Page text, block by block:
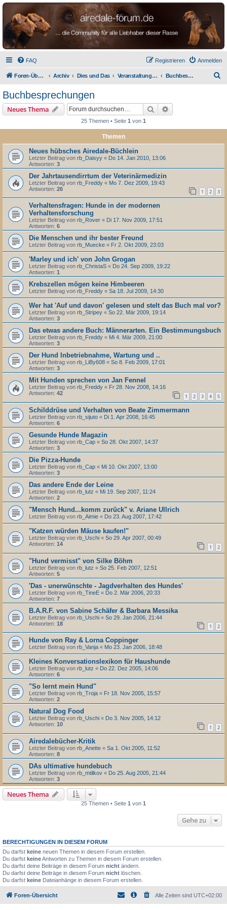
airedale-forum.de
FAQ Anmelden
Registrieren
Foren-Übersicht Archiv Dies und Das Veranstaltungen und Medien Buchbesprechungen
Buchbesprechungen
Neues Thema Suche
25 Themen • Seite 1 von 1
Themen
Neues hübsches Airedale-Büchlein
Letzter Beitrag von rb_Daisyy « Do 14. Jan 2010, 13:06
Antworten: 3
Der Jahrtausendirrtum der Veterinärmedizin
Letzter Beitrag von rb_Freddy « Mo 7. Dez 2009, 19:43
Antworten: 26 1 2 3
Verhaltensfragen: Hunde in der modernen
Verhaltensforschung
Letzter Beitrag von rb_Rover « Di 17. Nov 2009, 17:51
Antworten: 6
Die Menschen und ihr bester Freund
Letzter Beitrag von rb_Muecke « Fr 2. Okt 2009, 23:03
'Marley und ich' von John Grogan
Letzter Beitrag von rb_ChristaS « Do 24. Sep 2009, 19:22
Antworten: 1
Krebszellen mögen keine Himbeeren
Letzter Beitrag von rb_Freddy « Sa 18. Jul 2009, 14:30
Wer hat 'Auf und davon' gelesen und stelt das Buch mal vor?
Letzter Beitrag von rb_Stripey « So 22. Mär 2009, 19:14
Antworten: 3
Das etwas andere Buch: Männerarten. Ein Bestimmungsbuch
Letzter Beitrag von rb_Freddy « Mi 4. Mär 2009, 21:00
Antworten: 3
Der Hund Inbetriebnahme, Wartung und ..
Letzter Beitrag von rb_LiBy608 « So 8. Feb 2009, 17:01
Antworten: 3
Mit Hunden sprechen von Jan Fennel
Letzter Beitrag von rb_Freddy « Fr 28. Nov 2008, 14:16
Antworten: 42 1 2 3 4 5
Schilddrüse und Verhalten von Beate Zimmermann
Letzter Beitrag von rb_sijuto « Di 1. Apr 2008, 16:45
Antworten: 6
Gesunde Hunde Magazin
Letzter Beitrag von rb_Cap « So 28. Okt 2007, 14:37
Antworten: 3
Die Pizza-Hunde
Letzter Beitrag von rb_Cap « Mi 10. Okt 2007, 13:00
Antworten: 3
Das andere Ende der Leine
Letzter Beitrag von rb_lutz « Mi 19. Sep 2007, 11:24
Antworten: 2
"Mensch Hund...komm zurück" v. Ariane Ullrich
Letzter Beitrag von rb_Aimie « Do 23. Aug 2007, 17:42
"Katzen würden Mäuse kaufen!"
Letzter Beitrag von rb_Uschi « So 29. Apr 2007, 00:49
Antworten: 14 1 2
"Hund vermisst" von Silke Böhm
Letzter Beitrag von rb_lutz « So 25. Feb 2007, 12:51
Antworten: 5
'Das - unerwünschte - Jagdverhalten des Hundes'
Letzter Beitrag von rb_TineE « Do 2. Mär 2006, 20:33
Antworten: 7
B.A.R.F. von Sabine Schäfer & Barbara Messika
Letzter Beitrag von rb_Uschi « So 29. Jan 2006, 21:44
Antworten: 18 1 2
Hunde von Ray & Lorna Coppinger
Letzter Beitrag von rb_Vanja « Mo 23. Jan 2006, 18:48
Kleines Konversationslexikon für Haushunde
Letzter Beitrag von rb_lutz « Do 22. Dez 2005, 14:06
Antworten: 6
"So lernt mein Hund"
Letzter Beitrag von rb_Troja « Fr 18. Nov 2005, 15:57
Antworten: 2
Natural Dog Food
Letzter Beitrag von rb_Uschi « Do 3. Nov 2005, 14:12
Antworten: 10 1 2
Airedalebücher-Kritik
Letzter Beitrag von rb_Anette « Sa 1. Okt 2005, 11:52
Antworten: 8
DAs ultimative hundebuch
Letzter Beitrag von rb_mtilkov « Do 25. Aug 2005, 21:44
Antworten: 3
Neues Thema
25 Themen • Seite 1 von 1
Gehe zu
BERECHTIGUNGEN IN DIESEM FORUM
Du darfst keine neuen Themen in diesem Forum erstellen.
Du darfst keineAntworten zu Themen in diesem Forum erstellen.
Du darfst deine Beiträge in diesem Forum nicht ändern.
Du darfst deine Beiträge in diesem Forum nicht löschen.
Du darfst keine Dateianhänge in diesem Forum erstellen.
Foren-Übersicht Alle Zeiten sind UTC+02:00